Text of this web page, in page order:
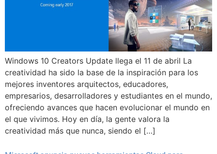
Windows 10 Creators Update llega el 11 de abril La
creatividad ha sido la base de la inspiración para los
mejores inventores arquitectos, educadores,
empresarios, desarrolladores y estudiantes en el mundo,
ofreciendo avances que hacen evolucionar el mundo en
el que vivimos. Hoy en día, la gente valora la
creatividad más que nunca, siendo el […]